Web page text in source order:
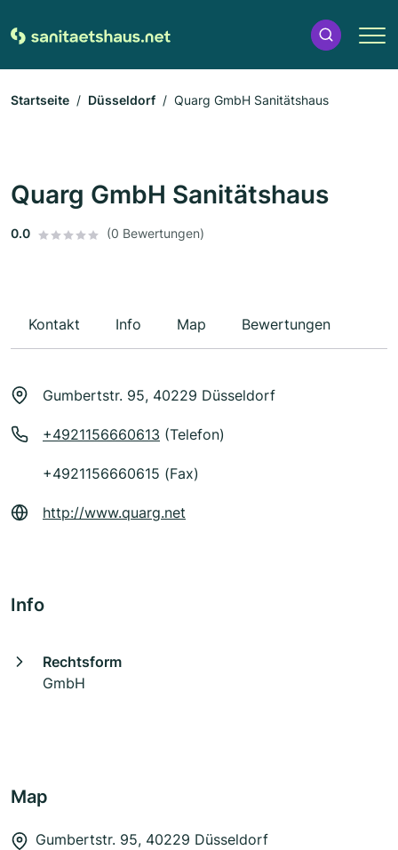
Startseite Düsseldorf Quarg GmbH Sanitätshaus
Quarg GmbH Sanitätshaus
0.0 (0 Bewertungen)
Kontakt Info Map Bewertungen
Gumbertstr. 95, 40229 Düsseldorf
+4921156660613 (Telefon)
+4921156660615 (Fax)
http://www.quarg.net
Info
Rechtsform
GmbH
Map
Gumbertstr. 95, 40229 Düsseldorf